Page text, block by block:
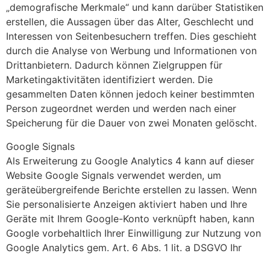
„demografische Merkmale“ und kann darüber Statistiken
erstellen, die Aussagen über das Alter, Geschlecht und
Interessen von Seitenbesuchern treffen. Dies geschieht
durch die Analyse von Werbung und Informationen von
Drittanbietern. Dadurch können Zielgruppen für
Marketingaktivitäten identifiziert werden. Die
gesammelten Daten können jedoch keiner bestimmten
Person zugeordnet werden und werden nach einer
Speicherung für die Dauer von zwei Monaten gelöscht.
Google Signals
Als Erweiterung zu Google Analytics 4 kann auf dieser
Website Google Signals verwendet werden, um
geräteübergreifende Berichte erstellen zu lassen. Wenn
Sie personalisierte Anzeigen aktiviert haben und Ihre
Geräte mit Ihrem Google-Konto verknüpft haben, kann
Google vorbehaltlich Ihrer Einwilligung zur Nutzung von
Google Analytics gem. Art. 6 Abs. 1 lit. a DSGVO Ihr